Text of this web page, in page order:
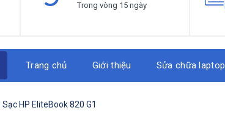
Trong vòng 15 ngày
Trang chủ Giới thiệu Sửa chữa laptop
Sạc HP EliteBook 820 G1